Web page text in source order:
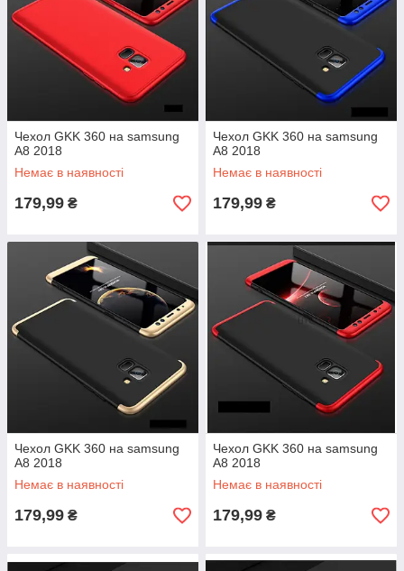
Чехол GKK 360 на samsung
A8 2018
Немає в наявності
179,99 ₴
Чехол GKK 360 на samsung
A8 2018
Немає в наявності
179,99 ₴
Чехол GKK 360 на samsung
A8 2018
Немає в наявності
179,99 ₴
Чехол GKK 360 на samsung
A8 2018
Немає в наявності
179,99 ₴